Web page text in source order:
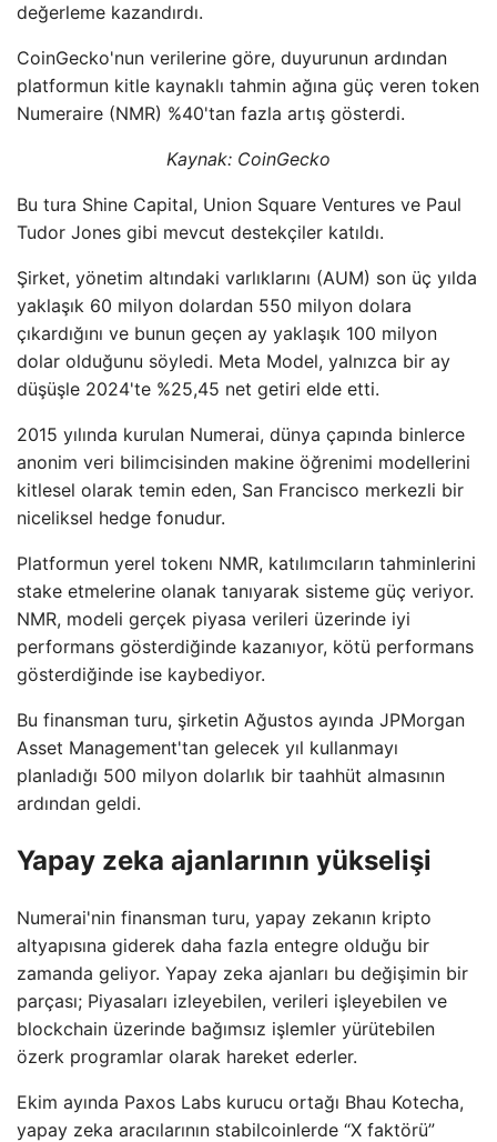
değerleme kazandırdı.
CoinGecko'nun verilerine göre, duyurunun ardından
platformun kitle kaynaklı tahmin ağına güç veren token
Numeraire (NMR) %40'tan fazla artış gösterdi.
Kaynak: CoinGecko
Bu tura Shine Capital, Union Square Ventures ve Paul
Tudor Jones gibi mevcut destekçiler katıldı.
Şirket, yönetim altındaki varlıklarını (AUM) son üç yılda
yaklaşık 60 milyon dolardan 550 milyon dolara
çıkardığını ve bunun geçen ay yaklaşık 100 milyon
dolar olduğunu söyledi. Meta Model, yalnızca bir ay
düşüşle 2024'te %25,45 net getiri elde etti.
2015 yılında kurulan Numerai, dünya çapında binlerce
anonim veri bilimcisinden makine öğrenimi modellerini
kitlesel olarak temin eden, San Francisco merkezli bir
niceliksel hedge fonudur.
Platformun yerel tokenı NMR, katılımcıların tahminlerini
stake etmelerine olanak tanıyarak sisteme güç veriyor.
NMR, modeli gerçek piyasa verileri üzerinde iyi
performans gösterdiğinde kazanıyor, kötü performans
gösterdiğinde ise kaybediyor.
Bu finansman turu, şirketin Ağustos ayında JPMorgan
Asset Management'tan gelecek yıl kullanmayı
planladığı 500 milyon dolarlık bir taahhüt almasının
ardından geldi.
Yapay zeka ajanlarının yükselişi
Numerai'nin finansman turu, yapay zekanın kripto
altyapısına giderek daha fazla entegre olduğu bir
zamanda geliyor. Yapay zeka ajanları bu değişimin bir
parçası; Piyasaları izleyebilen, verileri işleyebilen ve
blockchain üzerinde bağımsız işlemler yürütebilen
özerk programlar olarak hareket ederler.
Ekim ayında Paxos Labs kurucu ortağı Bhau Kotecha,
yapay zeka aracılarının stabilcoinlerde “X faktörü”